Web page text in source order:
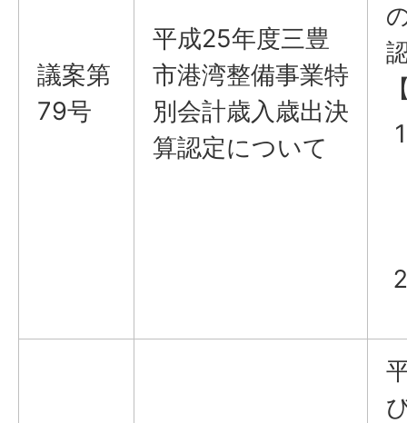
議案第
79号
平成25年度三豊
市港湾整備事業特
別会計歳入歳出決
算認定について